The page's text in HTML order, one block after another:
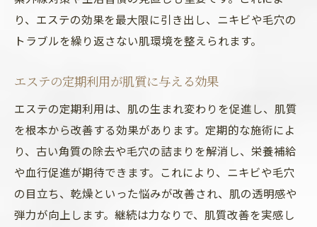
り、エステの効果を最大限に引き出し、ニキビや毛穴の
トラブルを繰り返さない肌環境を整えられます。
エステの定期利用が肌質に与える効果
エステの定期利用は、肌の生まれ変わりを促進し、肌質
を根本から改善する効果があります。定期的な施術によ
り、古い角質の除去や毛穴の詰まりを解消し、栄養補給
や血行促進が期待できます。これにより、ニキビや毛穴
の目立ち、乾燥といった悩みが改善され、肌の透明感や
弾力が向上します。継続は力なりで、肌質改善を実感し